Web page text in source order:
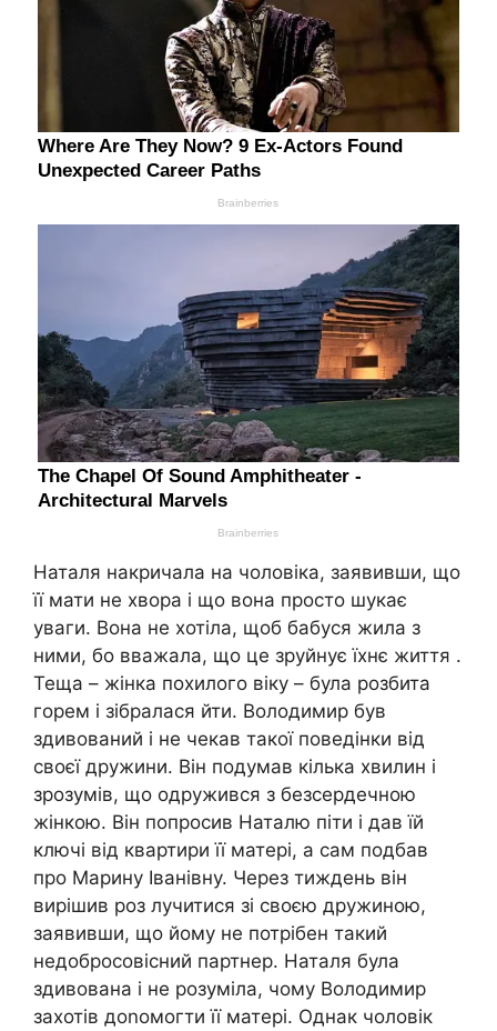
Наталя накричала на чоловіка, заявивши, що
її мати не хвора і що вона просто шукає
уваги. Вона не хотіла, щоб бабуся жила з
ними, бо вважала, що це зруйнує їхнє життя .
Теща – жінка похилого віку – була розбита
горем і зібралася йти. Володимир був
здивований і не чекав такої поведінки від
своєї дружини. Він подумав кілька хвилин і
зрозумів, що одружився з безсердечною
жінкою. Він попросив Наталю піти і дав їй
ключі від квартири її матері, а сам подбав
про Марину Іванівну. Через тиждень він
вирішив роз лучитися зі своєю дружиною,
заявивши, що йому не потрібен такий
недобросовісний партнер. Наталя була
здивована і не розуміла, чому Володимир
захотів доnомогти її матері. Однак чоловік